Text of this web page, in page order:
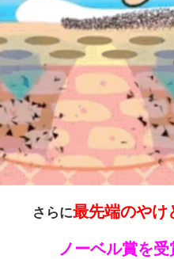
さらに最先端のやけ
ノーベル賞を